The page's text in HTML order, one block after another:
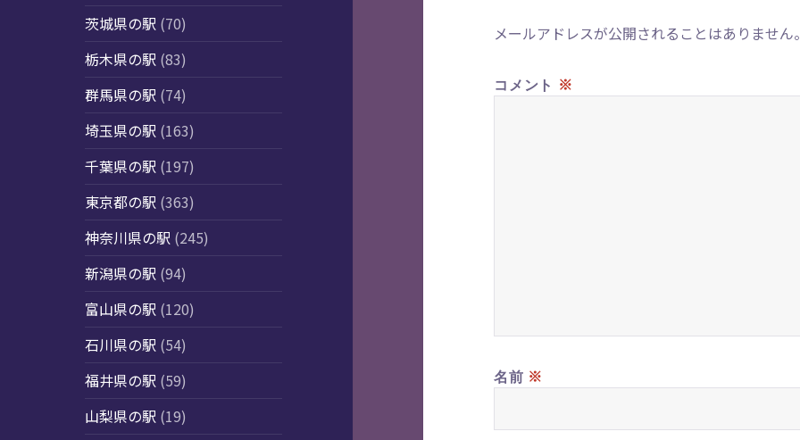
茨城県の駅 (70)
栃木県の駅 (83)
群馬県の駅 (74)
埼玉県の駅 (163)
千葉県の駅 (197)
東京都の駅 (363)
神奈川県の駅 (245)
新潟県の駅 (94)
富山県の駅 (120)
石川県の駅 (54)
福井県の駅 (59)
山梨県の駅 (19)
メールアドレスが公開されることはありません。
コメント ※
名前 ※